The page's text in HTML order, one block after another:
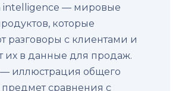
intelligence — мировые
которые
разговоры с клиентами и
их в данные для продаж.
— иллюстрация общего
предмет сравнения с